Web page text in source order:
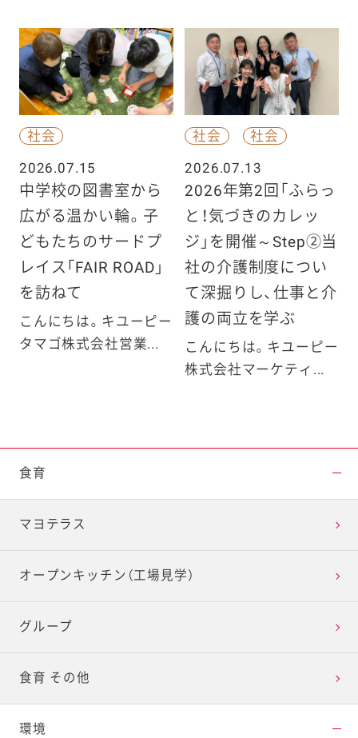
社会
2026.07.15
中学校の図書室から
広がる温かい輪。子
どもたちのサードプ
レイス「FAIR ROAD」
を訪ねて
こんにちは。キユーピー
タマゴ株式会社営業...
社会
社会
2026.07.13
2026年第2回「ふらっ
と！気づきのカレッ
ジ」を開催～Step②当
社の介護制度につい
て深掘りし、仕事と介
護の両立を学ぶ
こんにちは。キユーピー
株式会社マーケティ...
食育
マヨテラス
オープンキッチン（工場見学）
グループ
食育 その他
環境